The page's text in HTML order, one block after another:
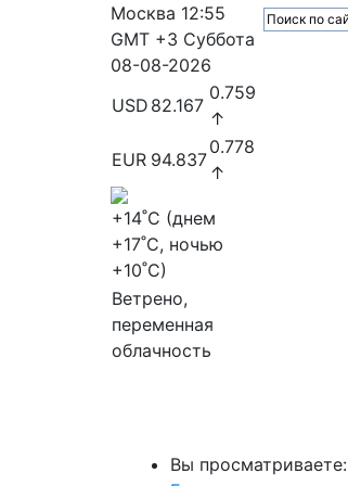
Москва 12:55
GMT +3 Суббота
08-08-2026
USD 82.167
0.759
↑
EUR 94.837
0.778
↑
+14˚C (днем
+17˚C, ночью
+10˚C)
Ветрено,
переменная
облачность
Вы просматриваете: